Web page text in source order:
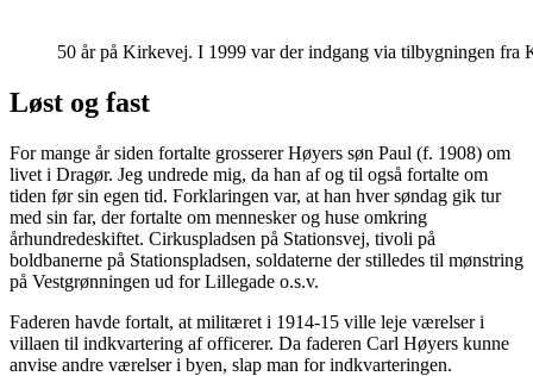
50 år på Kirkevej. I 1999 var der indgang via tilbygningen
Løst og fast
For mange år siden fortalte grosserer Høyers søn Paul (f. 1908) om
livet i Dragør. Jeg undrede mig, da han af og til også fortalte om
tiden før sin egen tid. Forklaringen var, at han hver søndag gik tur
med sin far, der fortalte om mennesker og huse omkring
århundredeskiftet. Cirkuspladsen på Stationsvej, tivoli på
boldbanerne på Stationspladsen, soldaterne der stilledes til mønstring
på Vestgrønningen ud for Lillegade o.s.v.
Faderen havde fortalt, at militæret i 1914-15 ville leje værelser i
villaen til indkvartering af officerer. Da faderen Carl Høyers kunne
anvise andre værelser i byen, slap man for indkvarteringen.